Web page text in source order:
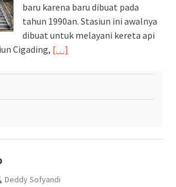
baru karena baru dibuat pada
tahun 1990an. Stasiun ini awalnya
dibuat untuk melayani kereta api
Cigading, […]
Deddy Sofyandi